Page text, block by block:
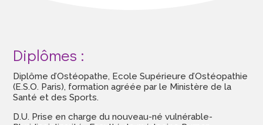
Diplômes :
Diplôme d’Ostéopathe, Ecole Supérieure d’Ostéopathie
(E.S.O. Paris), formation agréée par le Ministère de la
Santé et des Sports.
D.U. Prise en charge du nouveau-né vulnérable-